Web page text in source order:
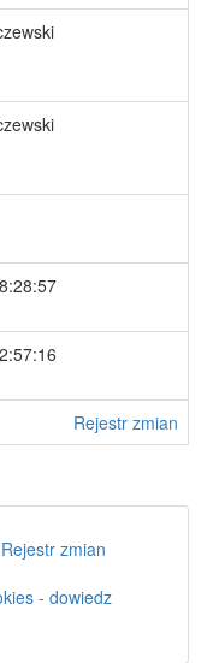
Rejestr zmian
Rejestr zmian
- dowiedz